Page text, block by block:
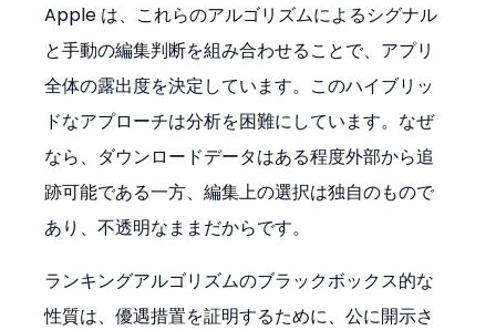
Apple は、これらのアルゴリズムによるシグナル
と手動の編集判断を組み合わせることで、アプリ
全体の露出度を決定しています。このハイブリッ
ドなアプローチは分析を困難にしています。なぜ
なら、ダウンロードデータはある程度外部から追
跡可能である一方、編集上の選択は独自のもので
あり、不透明なままだからです。
ランキングアルゴリズムのブラックボックス的な
性質は、優遇措置を証明するために、公に開示さ